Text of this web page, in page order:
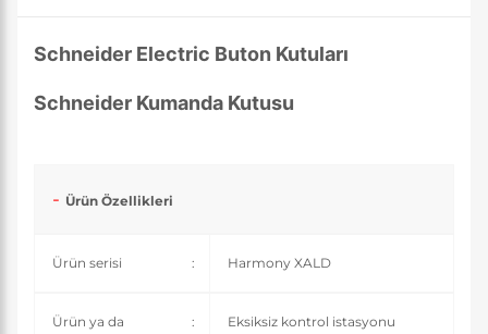
Schneider Electric Buton Kutuları
Schneider Kumanda Kutusu
Ürün Özellikleri
Ürün serisi : Harmony XALD
Ürün ya da
: Eksiksiz kontrol istasyonu